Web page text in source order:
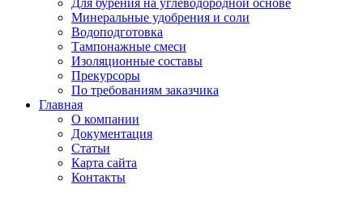
Для бурения на углеводородной основе
Минеральные удобрения и соли
Водоподготовка
Тампонажные смеси
Изоляционные составы
Прекурсоры
По требованиям заказчика
Главная
О компании
Документация
Статьи
Карта сайта
Контакты